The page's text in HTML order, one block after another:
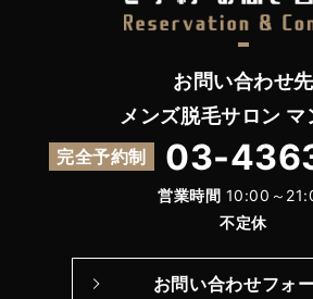
お問い合わせ先
メンズ脱毛サロン マ
完全予約制 03-
営業時間 10:00～
不定休
お問い合わせフォ